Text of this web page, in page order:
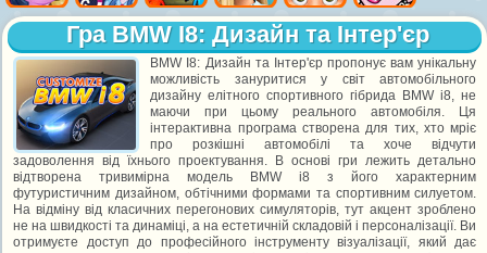
Гра BMW I8: Дизайн та Інтер'єр
BMW I8: Дизайн та Інтер'єр пропонує вам унікальну
можливість зануритися у світ автомобільного
дизайну елітного спортивного гібрида BMW i8, не
маючи при цьому реального автомобіля. Ця
інтерактивна програма створена для тих, хто мріє
про розкішні автомобілі та хоче відчути
задоволення від їхнього проектування. В основі гри лежить детально
відтворена тривимірна модель BMW i8 з його характерним
футуристичним дизайном, обтічними формами та спортивним силуетом.
На відміну від класичних перегонових симуляторів, тут акцент зроблено
не на швидкості та динаміці, а на естетичній складовій і персоналізації. Ви
отримуєте доступ до професійного інструменту візуалізації, який дає